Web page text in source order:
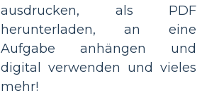
ausdrucken, als PDF
herunterladen, an eine
Aufgabe anhängen und
digital verwenden und vieles
mehr!